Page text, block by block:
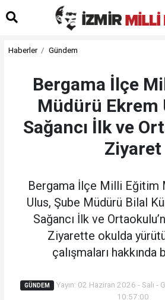
Haberler Gündem
Bergama İlçe
Müdürü Ekrem
Sağancı İlk ve
Ziyaret
Bergama İlçe Milli Eğitim
Ulus, Şube Müdürü Bilal
Sağancı İlk ve
Ziyarette okulda
çalışmaları hakkında
GÜNDEM
Yayın: 02 Haziran 2026 - Salı -
10:57:00